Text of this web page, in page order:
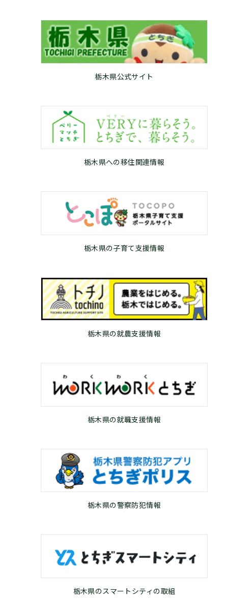
栃木県公式サイト
栃木県への移住関連情報
栃木県の子育て支援情報
栃木県の就農支援情報
栃木県の就職支援情報
栃木県の警察防犯情報
栃木県のスマートシティの取組